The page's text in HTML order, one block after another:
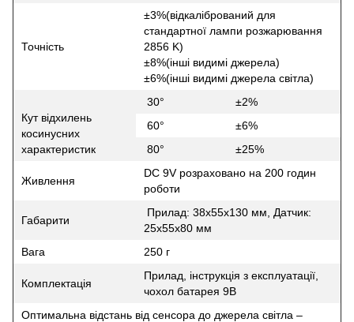
Точність
±3%(відкалібрований для
стандартної лампи розжарювання
2856 K)
±8%(інші видимі джерела)
±6%(інші видимі джерела світла)
Кут відхилень
косинусних
характеристик
30°
±2%
60°
±6%
80°
±25%
Живлення
DC 9V розраховано на 200 годин
роботи
Габарити
Прилад: 38х55x130 мм, Датчик:
25х55х80 мм
Вага
250 г
Комплектація
Прилад, інструкція з експлуатації,
чохол батарея 9В
Оптимальна відстань від сенсора до джерела світла –